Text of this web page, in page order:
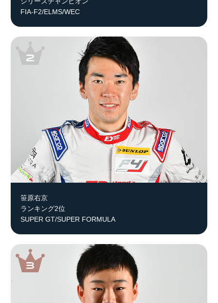
FIA-F2/ELMS/WEC
笹原右京
ランキング2位
SUPER GT/SUPER FORMULA